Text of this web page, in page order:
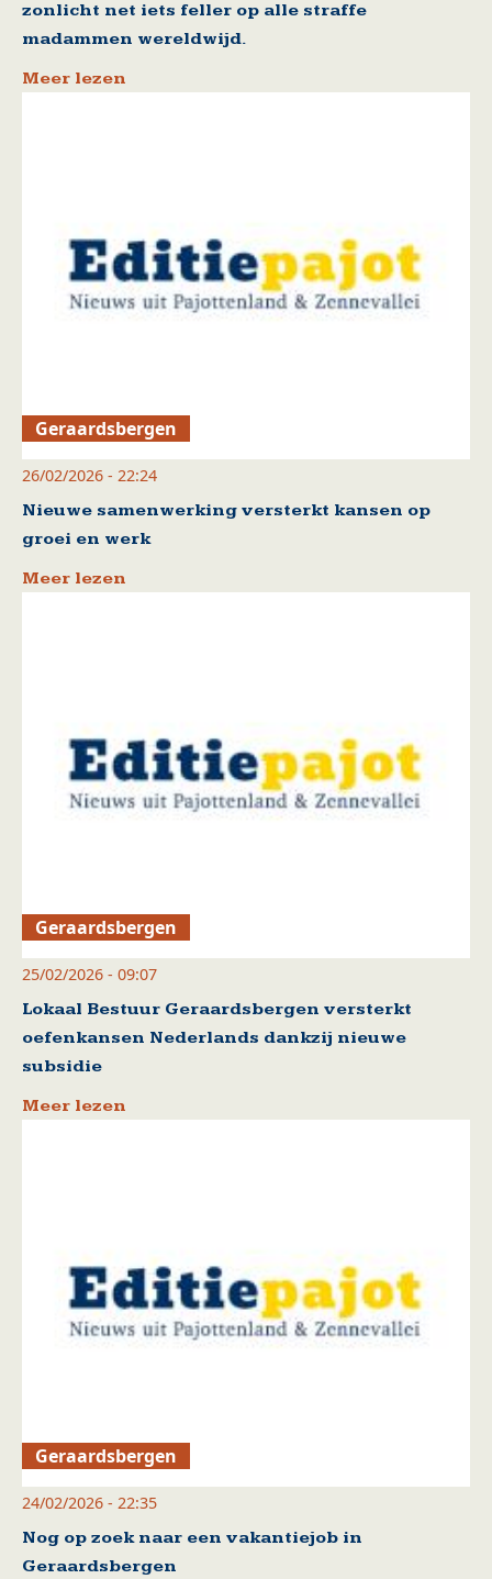
zonlicht net iets feller op alle straffe
madammen wereldwijd.
Meer lezen
Geraardsbergen
26/02/2026 - 22:24
Nieuwe samenwerking versterkt kansen op
groei en werk
Meer lezen
Geraardsbergen
25/02/2026 - 09:07
Lokaal Bestuur Geraardsbergen versterkt
oefenkansen Nederlands dankzij nieuwe
subsidie
Meer lezen
Geraardsbergen
24/02/2026 - 22:35
Nog op zoek naar een vakantiejob in
Geraardsbergen